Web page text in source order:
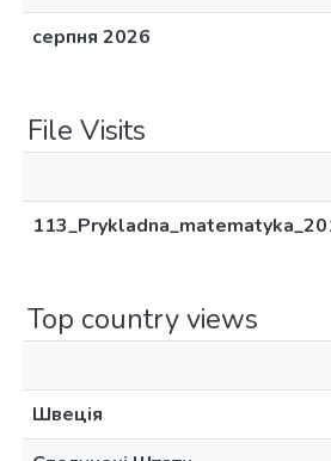
серпня 2026
File Visits
Top country views
Швеція